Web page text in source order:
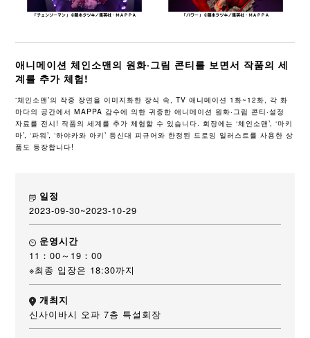
애니메이션 체인소맨의 원화·그림 콘티를 보면서 작품의 세
계를 추가 체험!
‘체인소맨’의 작중 장면을 이미지화한 장식 속, TV 애니메이션 1화~12화, 각 화
마다의 공간에서 MAPPA 감수에 의한 귀중한 애니메이션 원화·그림 콘티·설정
자료를 전시! 작품의 세계를 추가 체험할 수 있습니다. 회장에는 ‘체인소맨’, ‘마키
마’, ‘파워’, ‘하야카와 아키’ 등신대 피규어와 한정된 드로잉 일러스트를 사용한 상
품도 등장합니다!
일정
2023-09-30~2023-10-29
운영시간
11：00～19：00
※최종 입장은 18:30까지
개최지
신사이바시 오파 7층 특설회장